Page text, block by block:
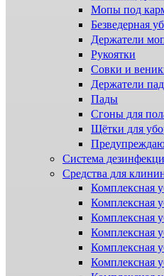
Мопы под
Безведерная
Держатели
Рукоятки
Совки и
Держатели
Пады
Сгоны для
Щётки для
Система
Cредства для
Комплексная
Комплексная
Комплексная
Комплексная
Комплексная
Комплексная